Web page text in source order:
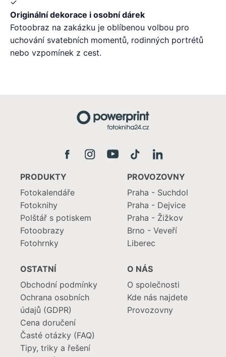
Originální dekorace i osobní dárek
Fotoobraz na zakázku je oblíbenou volbou pro
uchování svatebních momentů, rodinných portrétů
nebo vzpomínek z cest.
PRODUKTY
Fotokalendáře
Fotoknihy
Polštář s potiskem
Fotoobrazy
Fotohrnky
PROVOZOVNY
Praha - Suchdol
Praha - Dejvice
Praha - Žižkov
Brno - Veveří
Liberec
OSTATNÍ
Obchodní podmínky
Ochrana osobních
údajů (GDPR)
Cena doručení
Časté otázky (FAQ)
Tipy, triky a řešení
O NÁS
O společnosti
Kde nás najdete
Provozovny